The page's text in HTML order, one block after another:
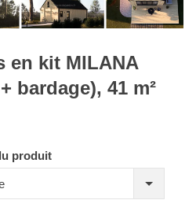
en kit MILANA
bardage), 41 m²
produit